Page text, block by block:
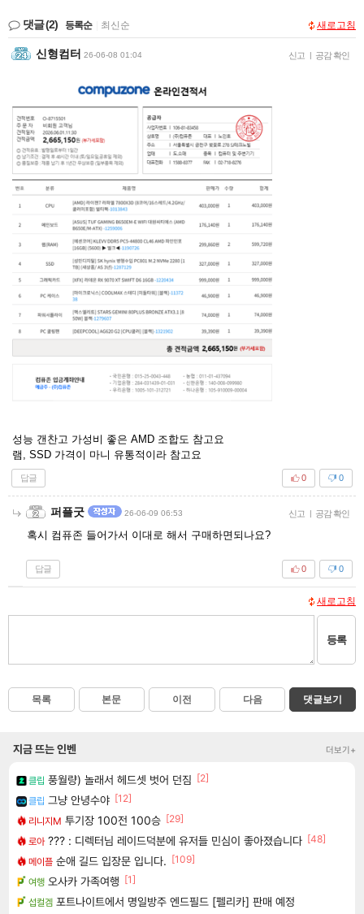
댓글(2) 등록순 최신순 새로고침
신형컴터 26-06-08 01:04 신고 | 공감 확인
성능 갠찬고 가성비 좋은 AMD 조합도 참고요
램, SSD 가격이 마니 유통적이라 참고요
답글 0
0
퍼플굿 26-06-09 06:53 신고 | 공감 확인
혹시 컴퓨존 들어가서 이대로 해서 구매하면되나요?
답글 0
0
새로고침
등록
목록 본문 이전 다음 댓글보기
지금 뜨는 인벤 더보기+
클립 풍월량) 놀래서 헤드셋 벗어 던짐 [2]
클립 그냥 안녕수야 [12]
리니지M 투기장 100전 100승 [29]
로아 ??? : 디렉터님 레이드덕분에 유저들 민심이 좋아졌습니다 [48]
메이플 순애 길드 입장문 입니다. [109]
여행 오사카 가족여행 [1]
섭컬겜 포트나이트에서 명일방주 엔드필드 [펠리카] 판매 예정